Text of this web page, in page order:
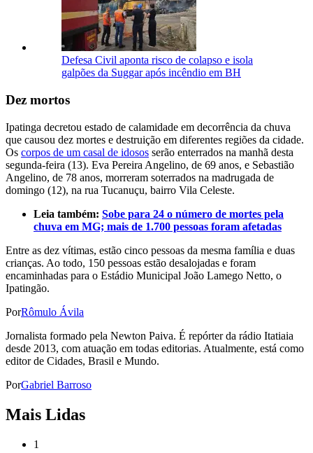
Defesa Civil aponta risco de colapso e isola
galpões da Suggar após incêndio em BH
Dez mortos
Ipatinga decretou estado de calamidade em decorrência da chuva
que causou dez mortes e destruição em diferentes regiões da cidade.
Os corpos de um casal de idosos serão enterrados na manhã desta
segunda-feira (13). Eva Pereira Angelino, de 69 anos, e Sebastião
Angelino, de 78 anos, morreram soterrados na madrugada de
domingo (12), na rua Tucanuçu, bairro Vila Celeste.
Leia também: Sobe para 24 o número de mortes pela
chuva em MG; mais de 1.700 pessoas foram afetadas
Entre as dez vítimas, estão cinco pessoas da mesma família e duas
crianças. Ao todo, 150 pessoas estão desalojadas e foram
encaminhadas para o Estádio Municipal João Lamego Netto, o
Ipatingão.
PorRômulo Ávila
Jornalista formado pela Newton Paiva. É repórter da rádio Itatiaia
desde 2013, com atuação em todas editorias. Atualmente, está como
editor de Cidades, Brasil e Mundo.
PorGabriel Barroso
Mais Lidas
1